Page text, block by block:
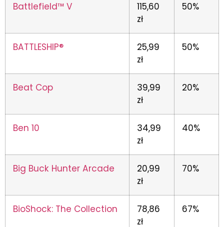
Battlefield™ V
115,60
zł
50%
BATTLESHIP®
25,99
zł
50%
Beat Cop
39,99
zł
20%
Ben 10
34,99
zł
40%
Big Buck Hunter Arcade
20,99
zł
70%
BioShock: The Collection
78,86
zł
67%